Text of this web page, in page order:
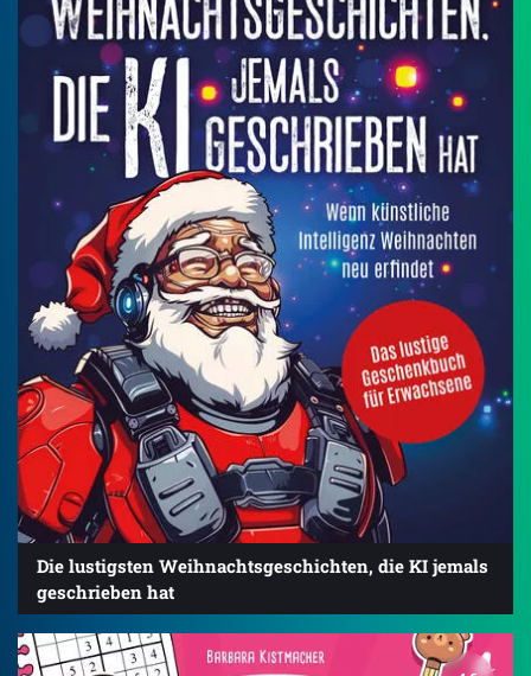
Die lustigsten Weihnachtsgeschichten, die KI jemals
geschrieben hat